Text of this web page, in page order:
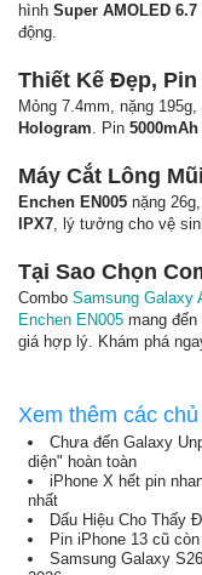
hình Super AMOLED
động.
Thiết Kế Đẹp, Pin
Mỏng 7.4mm, nặng
Hologram. Pin 5000mAh
Máy Cắt Lông
Enchen EN005 nặng
IPX7, lý tưởng cho vệ
Tại Sao Chọn
Combo Samsung Galaxy
Enchen EN005 mang
giá hợp lý. Khám phá
Xem thêm các
Chưa đến Galaxy
diện" hoàn toàn
iPhone X hết pin
nhất
Dấu Hiệu Cho Thấy
Pin iPhone 13 cũ
Samsung Galaxy